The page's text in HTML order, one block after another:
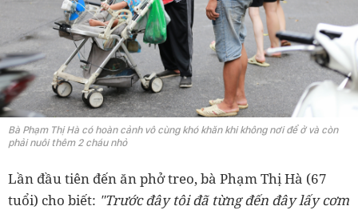
Bà Phạm Thị Hà có hoàn cảnh vô cùng khó khăn khi không nơi để ở và còn
phải nuôi thêm 2 cháu nhỏ
Lần đầu tiên đến ăn phở treo, bà Phạm Thị Hà (67
tuổi) cho biết: "Trước đây tôi đã từng đến đây lấy cơm